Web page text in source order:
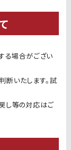
る場合がござい
いたします。試
し等の対応はご